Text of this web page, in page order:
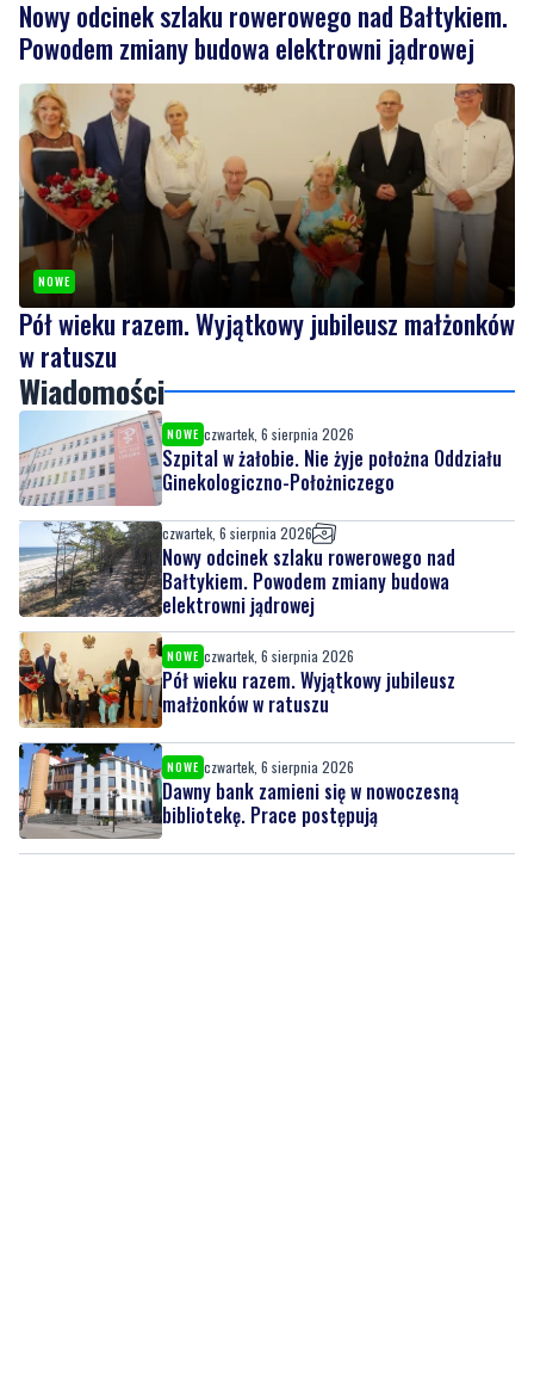
Nowy odcinek szlaku rowerowego nad Bałtykiem.
Powodem zmiany budowa elektrowni jądrowej
NOWE
Pół wieku razem. Wyjątkowy jubileusz małżonków
w ratuszu
Wiadomości
NOWE czwartek, 6 sierpnia 2026
Szpital w żałobie. Nie żyje położna Oddziału
Ginekologiczno-Położniczego
czwartek, 6 sierpnia 2026
Nowy odcinek szlaku rowerowego nad
Bałtykiem. Powodem zmiany budowa
elektrowni jądrowej
NOWE czwartek, 6 sierpnia 2026
Pół wieku razem. Wyjątkowy jubileusz
małżonków w ratuszu
NOWE czwartek, 6 sierpnia 2026
Dawny bank zamieni się w nowoczesną
bibliotekę. Prace postępują